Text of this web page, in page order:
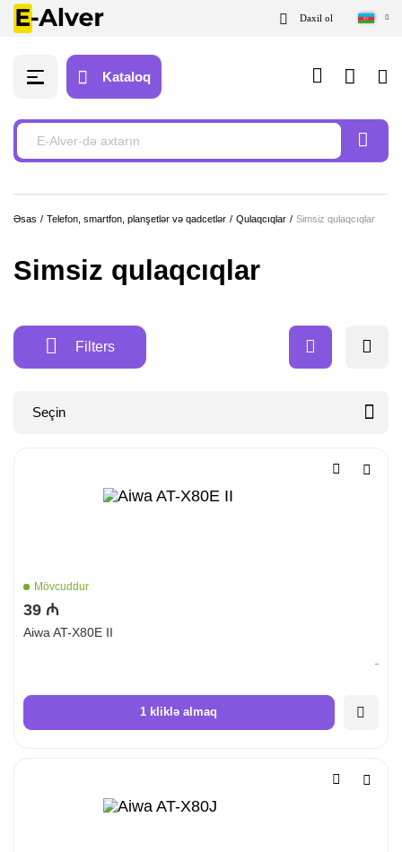
Daxil ol
Kataloq
Əsas Telefon, smartfon, planşetlər və qadcetlər Qulaqcıqlar Simsiz qulaqcıqlar
Simsiz qulaqcıqlar
Filters
Seçin 
Mövcuddur
39 ₼
Aiwa AT-X80E II
1 kliklə almaq